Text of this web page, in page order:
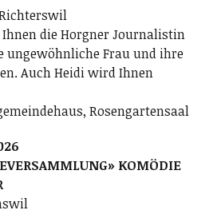
die Horgner Journalistin
ungewöhnliche Frau und ihre
Auch Heidi wird Ihnen
Rosengartensaal
KOMÖDIE